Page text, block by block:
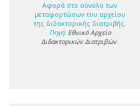
Αφορά στο σύνολο των
μεταφορτώσων του αρχείου
της διδακτορικής διατριβής.
Πηγή: Εθνικό Αρχείο
Διδακτορικών Διατριβών.